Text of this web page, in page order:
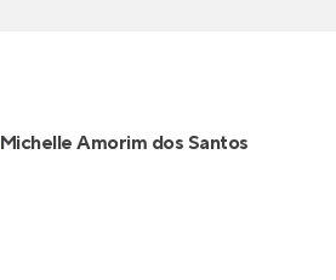
Michelle Amorim dos Santos